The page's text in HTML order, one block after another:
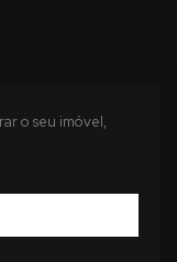
o seu imóvel,